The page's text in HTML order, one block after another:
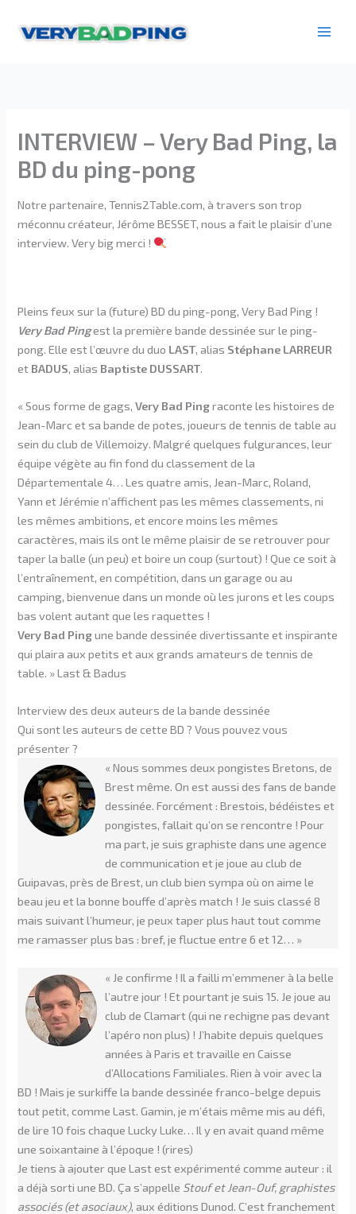
INTERVIEW – Very Bad Ping, la
BD du ping-pong
Notre partenaire, Tennis2Table.com, à travers son trop
méconnu créateur, Jérôme BESSET, nous a fait le plaisir d’une
interview. Very big merci !
Pleins feux sur la (future) BD du ping-pong, Very Bad Ping !
Very Bad Pingest la première bande dessinée sur le ping-
pong. Elle est l’œuvre du duo LAST, alias Stéphane LARREUR
et BADUS, alias Baptiste DUSSART.
« Sous forme de gags,Very Bad Pingraconte les histoires de
Jean-Marc et sa bande de potes, joueurs de tennis de table au
sein du club de Villemoizy. Malgré quelques fulgurances, leur
équipe végète au fin fond du classement de la
Départementale 4… Les quatre amis, Jean-Marc, Roland,
Yann et Jérémie n’affichent pas les mêmes classements, ni
les mêmes ambitions, et encore moins les mêmes
caractères, mais ils ont le même plaisir de se retrouver pour
taper la balle (un peu) et boire un coup (surtout) ! Que ce soit à
l’entraînement, en compétition, dans un garage ou au
camping, bienvenue dans un monde où les jurons et les coups
bas volent autant que les raquettes !
Very Bad Pingune bande dessinée divertissante et inspirante
qui plaira aux petits et aux grands amateurs de tennis de
table. » Last & Badus
Interview des deux auteurs de la bande dessinée
Qui sont les auteurs de cette BD ? Vous pouvez vous
présenter ?
« Nous sommes deux pongistes Bretons, de
Brest même. On est aussi des fans de bande
dessinée. Forcément : Brestois, bédéistes et
pongistes, fallait qu’on se rencontre ! Pour
ma part, je suis graphiste dans une agence
de communication et je joue au club de
Guipavas, près de Brest, un club bien sympa où on aime le
beau jeu et la bonne bouffe d’après match ! Je suis classé 8
mais suivant l’humeur, je peux taper plus haut tout comme
me ramasser plus bas : bref, je fluctue entre 6 et 12… »
« Je confirme ! Il a failli m’emmener à la belle
l’autre jour ! Et pourtant je suis 15. Je joue au
club de Clamart (qui ne rechigne pas devant
l’apéro non plus) ! J’habite depuis quelques
années à Paris et travaille en Caisse
d’Allocations Familiales. Rien à voir avec la
BD ! Mais je surkiffe la bande dessinée franco-belge depuis
tout petit, comme Last. Gamin, je m’étais même mis au défi,
de lire 10 fois chaque Lucky Luke… Il y en avait quand même
une soixantaine à l’époque ! (rires)
Je tiens à ajouter que Last est expérimenté comme auteur : il
a déjà sorti une BD. Ça s’appelle Stouf et Jean-Ouf, graphistes
associés (et asociaux), aux éditions Dunod. C’est franchement